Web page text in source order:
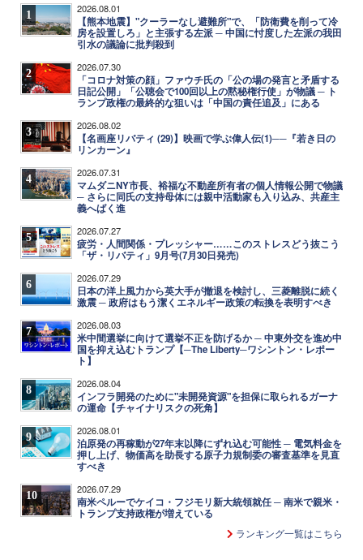
1 2026.08.01
【熊本地震】"クーラーなし避難所"で、「防衛費を削って冷
房を設置しろ」と主張する左派 ─ 中国に忖度した左派の我田
引水の議論に批判殺到
2 2026.07.30
「コロナ対策の顔」ファウチ氏の「公の場の発言と矛盾する
日記公開」「公聴会で100回以上の黙秘権行使」が物議 ─ ト
ランプ政権の最終的な狙いは「中国の責任追及」にある
3 2026.08.02
【名画座リバティ (29)】映画で学ぶ偉人伝(1)──『若き日の
リンカーン』
4 2026.07.31
マムダニNY市長、裕福な不動産所有者の個人情報公開で物議
─ さらに同氏の支持母体には親中活動家も入り込み、共産主
義へばく進
5 2026.07.27
疲労・人間関係・プレッシャー……このストレスどう抜こう
「ザ・リバティ」9月号(7月30日発売)
6 2026.07.29
日本の洋上風力から英大手が撤退を検討し、三菱離脱に続く
激震 ─ 政府はもう潔くエネルギー政策の転換を表明すべき
7 2026.08.03
米中間選挙に向けて選挙不正を防げるか ─ 中東外交を進め中
国を抑え込むトランプ【─The Liberty─ワシントン・レポー
ト】
8 2026.08.04
インフラ開発のために"未開発資源"を担保に取られるガーナ
の運命【チャイナリスクの死角】
9 2026.08.01
泊原発の再稼動が27年末以降にずれ込む可能性 ─ 電気料金を
押し上げ、物価高を助長する原子力規制委の審査基準を見直
すべき
10 2026.07.29
南米ペルーでケイコ・フジモリ新大統領就任 ─ 南米で親米・
トランプ支持政権が増えている
ランキング一覧はこちら